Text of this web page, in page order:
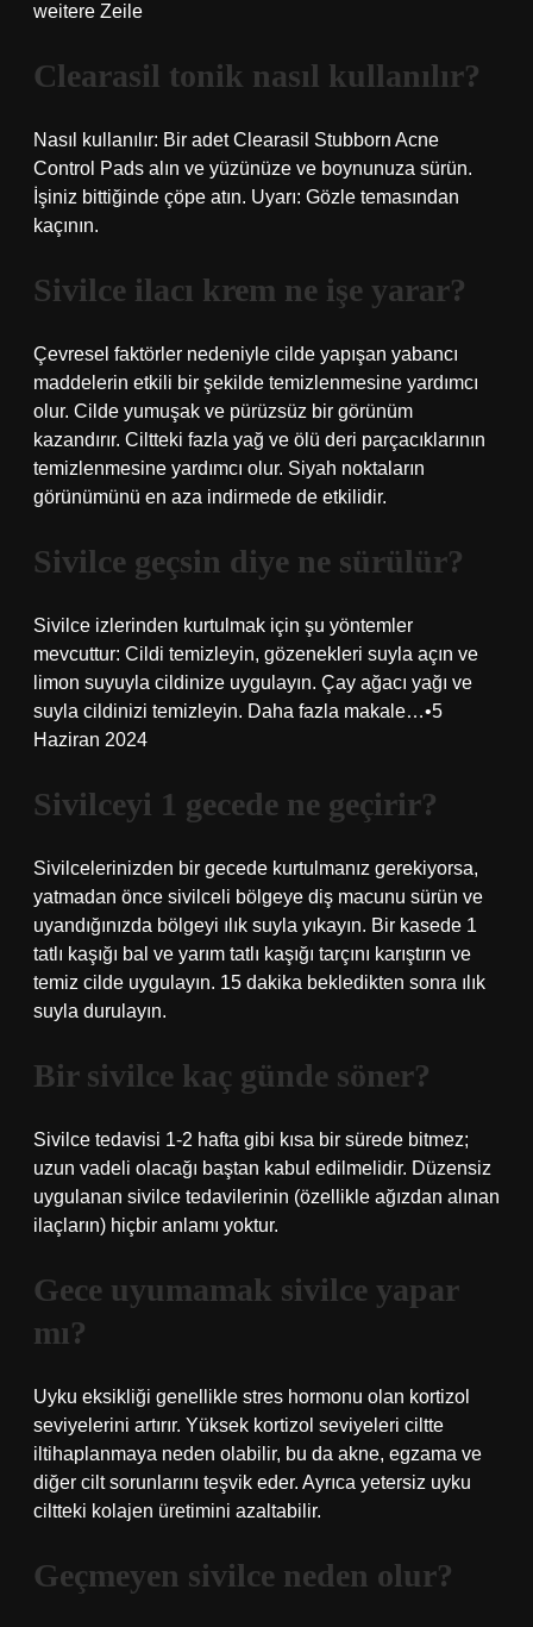
weitere Zeile
Clearasil tonik nasıl kullanılır?
Nasıl kullanılır: Bir adet Clearasil Stubborn Acne
Control Pads alın ve yüzünüze ve boynunuza sürün.
İşiniz bittiğinde çöpe atın. Uyarı: Gözle temasından
kaçının.
Sivilce ilacı krem ne işe yarar?
Çevresel faktörler nedeniyle cilde yapışan yabancı
maddelerin etkili bir şekilde temizlenmesine yardımcı
olur. Cilde yumuşak ve pürüzsüz bir görünüm
kazandırır. Ciltteki fazla yağ ve ölü deri parçacıklarının
temizlenmesine yardımcı olur. Siyah noktaların
görünümünü en aza indirmede de etkilidir.
Sivilce geçsin diye ne sürülür?
Sivilce izlerinden kurtulmak için şu yöntemler
mevcuttur: Cildi temizleyin, gözenekleri suyla açın ve
limon suyuyla cildinize uygulayın. Çay ağacı yağı ve
suyla cildinizi temizleyin. Daha fazla makale…•5
Haziran 2024
Sivilceyi 1 gecede ne geçirir?
Sivilcelerinizden bir gecede kurtulmanız gerekiyorsa,
yatmadan önce sivilceli bölgeye diş macunu sürün ve
uyandığınızda bölgeyi ılık suyla yıkayın. Bir kasede 1
tatlı kaşığı bal ve yarım tatlı kaşığı tarçını karıştırın ve
temiz cilde uygulayın. 15 dakika bekledikten sonra ılık
suyla durulayın.
Bir sivilce kaç günde söner?
Sivilce tedavisi 1-2 hafta gibi kısa bir sürede bitmez;
uzun vadeli olacağı baştan kabul edilmelidir. Düzensiz
uygulanan sivilce tedavilerinin (özellikle ağızdan alınan
ilaçların) hiçbir anlamı yoktur.
Gece uyumamak sivilce yapar
mı?
Uyku eksikliği genellikle stres hormonu olan kortizol
seviyelerini artırır. Yüksek kortizol seviyeleri ciltte
iltihaplanmaya neden olabilir, bu da akne, egzama ve
diğer cilt sorunlarını teşvik eder. Ayrıca yetersiz uyku
ciltteki kolajen üretimini azaltabilir.
Geçmeyen sivilce neden olur?